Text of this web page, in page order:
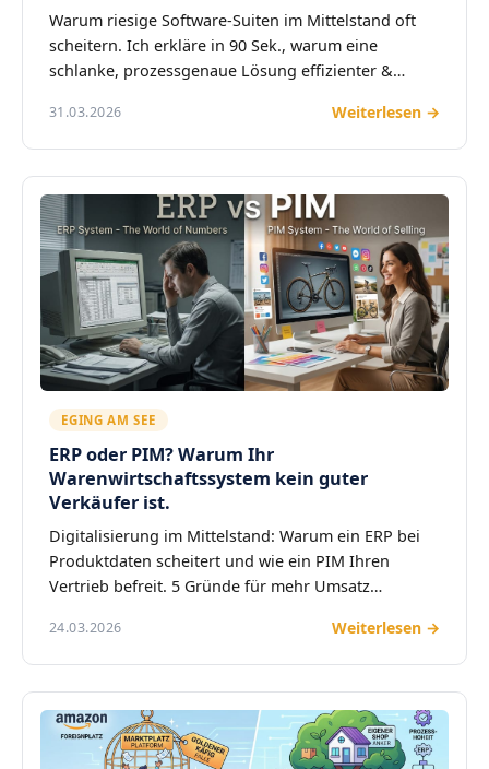
Warum riesige Software-Suiten im Mittelstand oft
scheitern. Ich erkläre in 90 Sek., warum eine
schlanke, prozessgenaue Lösung effizienter &…
31.03.2026 Weiterlesen →
EGING AM SEE
ERP oder PIM? Warum Ihr
Warenwirtschaftssystem kein guter
Verkäufer ist.
Digitalisierung im Mittelstand: Warum ein ERP bei
Produktdaten scheitert und wie ein PIM Ihren
Vertrieb befreit. 5 Gründe für mehr Umsatz…
24.03.2026 Weiterlesen →